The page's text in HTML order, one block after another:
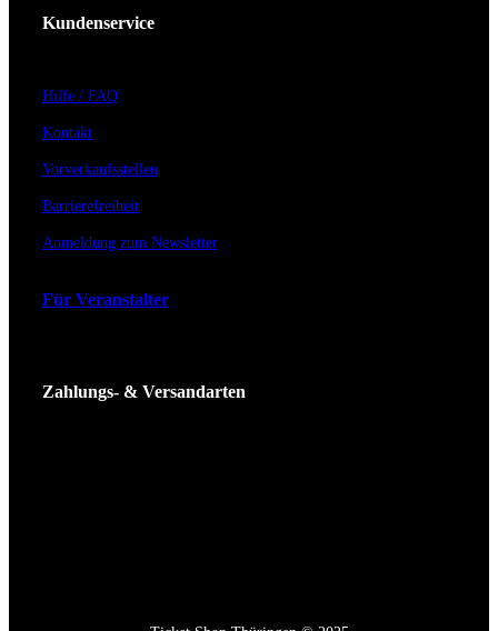
Kundenservice
Hilfe / FAQ
Kontakt
Vorverkaufsstellen
Barrierefreiheit
Anmeldung zum Newsletter
Für Veranstalter
Zahlungs- & Versandarten